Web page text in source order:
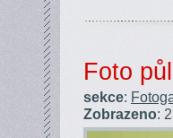
Foto
sekce:
Zobrazeno: